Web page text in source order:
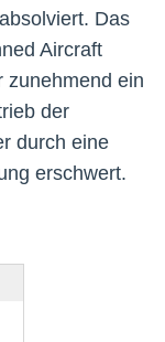
Das
Aircraft
zunehmend ein
der
durch eine
erschwert.